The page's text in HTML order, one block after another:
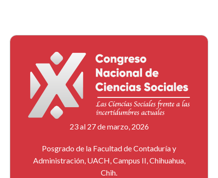
23 al 27 de marzo, 2026
Posgrado de la Facultad de Contaduría y
Administración, UACH, Campus II, Chihuahua,
Chih.